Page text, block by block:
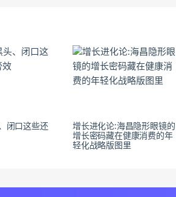
闭口这些还
​增长进化论:海昌隐形眼镜的
增长密码藏在健康消费的年
轻化战略版图里